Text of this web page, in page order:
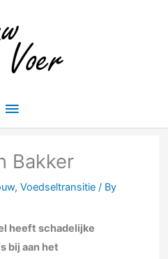
Menu
Bakker
, Voedseltransitie/ By
heeft schadelijke
bij aan het